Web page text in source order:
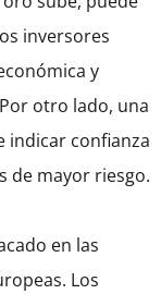
inversores
y
otro lado, una
indicar confianza
de mayor riesgo.
en las
Los